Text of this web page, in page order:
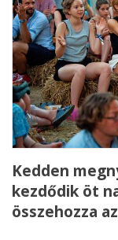
Kedden
kezdődik öt
összehozza